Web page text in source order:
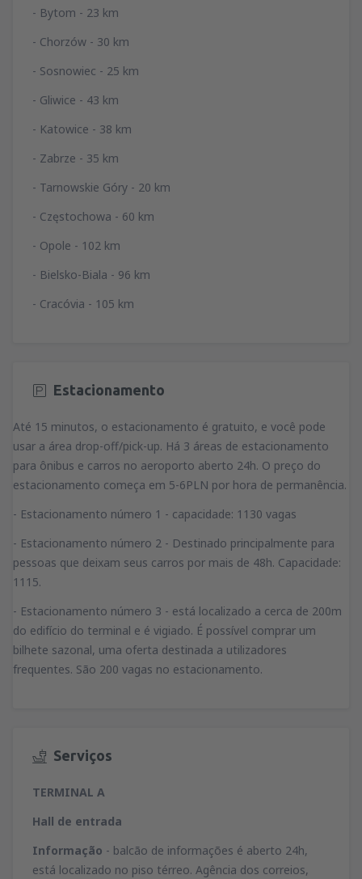
- Bytom - 23 km
- Chorzów - 30 km
- Sosnowiec - 25 km
- Gliwice - 43 km
- Katowice - 38 km
- Zabrze - 35 km
- Tarnowskie Góry - 20 km
- Częstochowa - 60 km
- Opole - 102 km
- Bielsko-Biala - 96 km
- Cracóvia - 105 km
Estacionamento
Até 15 minutos, o estacionamento é gratuito, e você pode
usar a área drop-off/pick-up. Há 3 áreas de estacionamento
para ônibus e carros no aeroporto aberto 24h. O preço do
estacionamento começa em 5-6PLN por hora de permanência.
- Estacionamento número 1 - capacidade: 1130 vagas
- Estacionamento número 2 - Destinado principalmente para
pessoas que deixam seus carros por mais de 48h. Capacidade:
1115.
- Estacionamento número 3 - está localizado a cerca de 200m
do edifício do terminal e é vigiado. É possível comprar um
bilhete sazonal, uma oferta destinada a utilizadores
frequentes. São 200 vagas no estacionamento.
Serviços
TERMINAL A
Hall de entrada
Informação - balcão de informações é aberto 24h,
está localizado no piso térreo. Agência dos correios,